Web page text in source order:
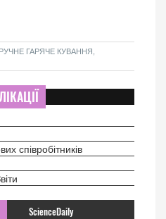
ГАРЯЧЕ КУВАННЯ,
співробітників
ScienceDaily